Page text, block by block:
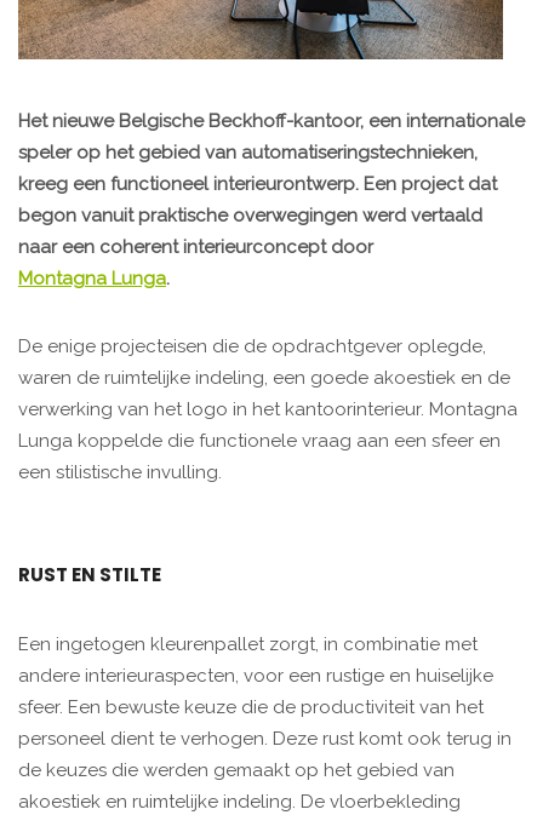
Het nieuwe Belgische Beckhoff-kantoor, een internationale
speler op het gebied van automatiseringstechnieken,
kreeg een functioneel interieurontwerp. Een project dat
begon vanuit praktische overwegingen werd vertaald
naar een coherent interieurconcept door
Montagna Lunga.
De enige projecteisen die de opdrachtgever oplegde,
waren de ruimtelijke indeling, een goede akoestiek en de
verwerking van het logo in het kantoorinterieur. Montagna
Lunga koppelde die functionele vraag aan een sfeer en
een stilistische invulling.
RUST EN STILTE
Een ingetogen kleurenpallet zorgt, in combinatie met
andere interieuraspecten, voor een rustige en huiselijke
sfeer. Een bewuste keuze die de productiviteit van het
personeel dient te verhogen. Deze rust komt ook terug in
de keuzes die werden gemaakt op het gebied van
akoestiek en ruimtelijke indeling. De vloerbekleding